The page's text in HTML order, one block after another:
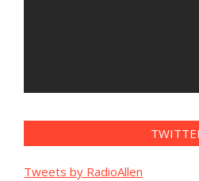
Tweets by RadioAllen